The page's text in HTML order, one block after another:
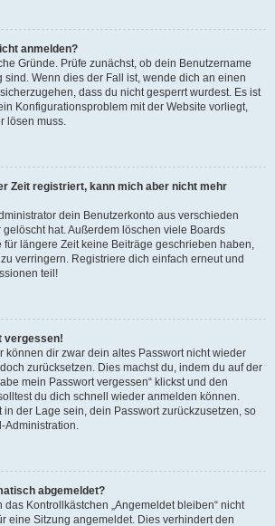
anmelden?
Gründe. Prüfe zunächst, ob dein Benutzername
sind. Wenn dies der Fall ist, wende dich an einen
dass du nicht gesperrt wurdest. Es ist
Konfigurationsproblem mit der Website vorliegt,
lösen muss.
Zeit registriert, kann mich aber nicht mehr
dein Benutzerkonto aus verschieden
hat. Außerdem löschen viele Boards
für längere Zeit keine Beiträge geschrieben haben,
verringern. Registriere dich einfach erneut und
teil!
vergessen!
können dir zwar dein altes Passwort nicht wieder
zurücksetzen. Dies machst du, indem du auf der
mein Passwort vergessen“ klickst und den
du dich schnell wieder anmelden können.
in der Lage sein, dein Passwort zurückzusetzen, so
Administration.
abgemeldet?
Kontrollkästchen „Angemeldet bleiben“ nicht
eine Sitzung angemeldet. Dies verhindert den